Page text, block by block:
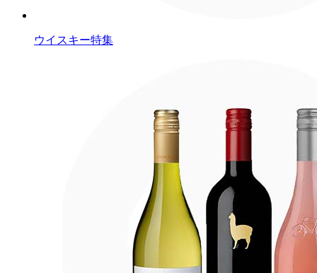
ウイスキー特集